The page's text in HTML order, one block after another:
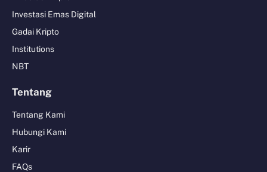
Investasi Emas Digital
Gadai Kripto
Institutions
NBT
Tentang
Tentang Kami
Hubungi Kami
Karir
FAQs